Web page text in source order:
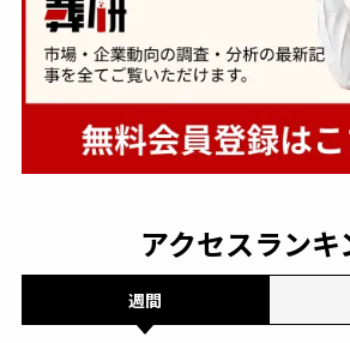
アクセスランキ
週間